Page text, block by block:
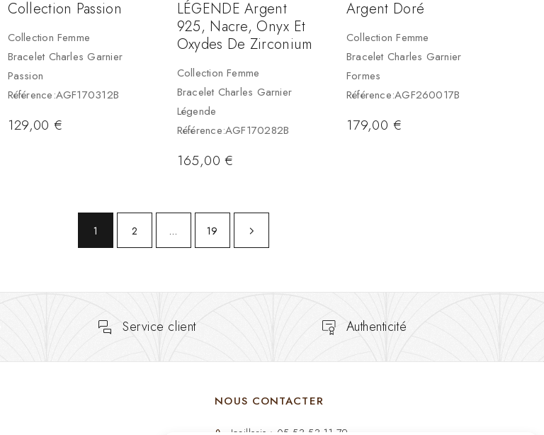
Collection Passion
Collection Femme
Bracelet Charles Garnier
Passion
Référence:AGF170312B
129,00€
LÉGENDE Argent
925, Nacre, Onyx Et
Oxydes De Zirconium
Collection Femme
Bracelet Charles Garnier
Légende
Référence:AGF170282B
165,00€
Argent Doré
Collection Femme
Bracelet Charles Garnier
Formes
Référence:AGF260017B
179,00 €
1 2 … 19
Service client Authenticité
NOUS CONTACTER